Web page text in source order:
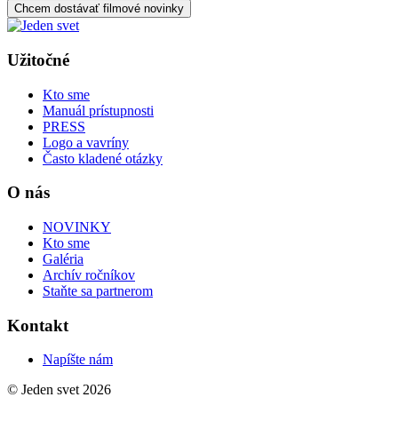
Chcem dostávať filmové novinky
Užitočné
Kto sme
Manuál prístupnosti
PRESS
Logo a vavríny
Často kladené otázky
O nás
NOVINKY
Kto sme
Galéria
Archív ročníkov
Staňte sa partnerom
Kontakt
Napíšte nám
© Jeden svet 2026